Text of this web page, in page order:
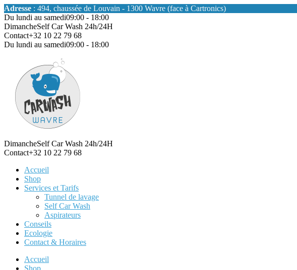
Adresse : 494, chaussée de Louvain - 1300 Wavre (face à Cartronics)
Du lundi au samedi09:00 - 18:00
DimancheSelf Car Wash 24h/24H
Contact+32 10 22 79 68
Du lundi au samedi09:00 - 18:00
DimancheSelf Car Wash 24h/24H
Contact+32 10 22 79 68
Accueil
Shop
Services et Tarifs
Tunnel de lavage
Self Car Wash
Aspirateurs
Conseils
Ecologie
Contact & Horaires
Accueil
Shop